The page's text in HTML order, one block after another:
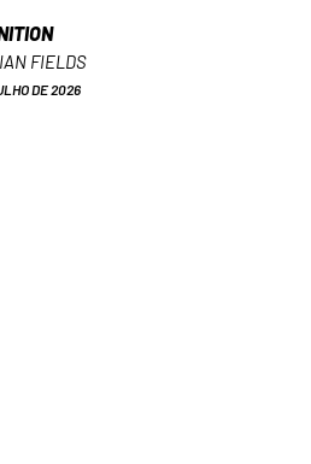
FIELDS
DE 2026